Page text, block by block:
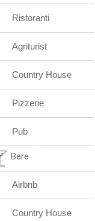
Ristoranti
Agriturist
Country House
Pizzerie
Pub
Bere
Airbnb
Country House